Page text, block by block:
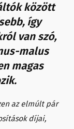
között
így
van szó,
malus
magas
az elmúlt pár
díjai,